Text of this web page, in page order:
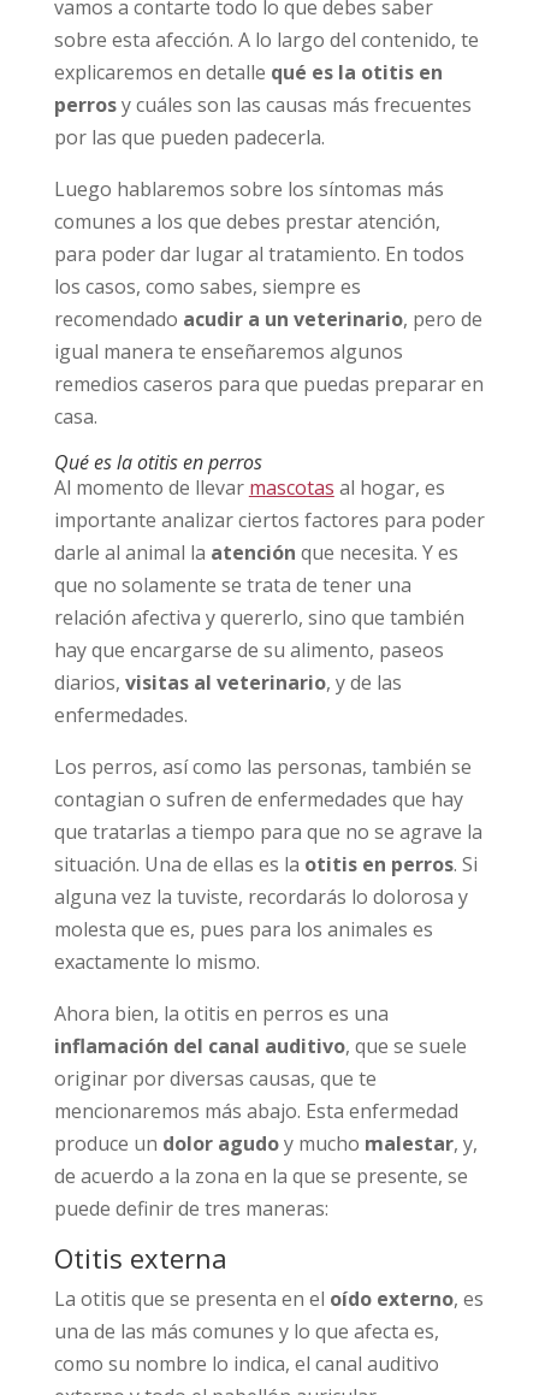
vamos a contarte todo lo que debes saber
sobre esta afección. A lo largo del contenido, te
explicaremos en detalle qué es la otitis en
perrosy cuáles son las causas más frecuentes
por las que pueden padecerla.
Luego hablaremos sobre los síntomas más
comunes a los que debes prestar atención,
para poder dar lugar al tratamiento. En todos
los casos, como sabes, siempre es
recomendado acudir a un veterinario, pero de
igual manera te enseñaremos algunos
remedios caseros para que puedas preparar en
casa.
Qué es la otitis en perros
Al momento de llevar mascotas al hogar, es
importante analizar ciertos factores para poder
darle al animal la atención que necesita. Y es
que no solamente se trata de tener una
relación afectiva y quererlo, sino que también
hay que encargarse de su alimento, paseos
diarios, visitas al veterinario, y de las
enfermedades.
Los perros, así como las personas, también se
contagian o sufren de enfermedades que hay
que tratarlas a tiempo para que no se agrave la
situación. Una de ellas es la otitis en perros. Si
alguna vez la tuviste, recordarás lo dolorosa y
molesta que es, pues para los animales es
exactamente lo mismo.
Ahora bien, la otitis en perros es una
inflamación del canal auditivo, que se suele
originar por diversas causas, que te
mencionaremos más abajo. Esta enfermedad
produce un dolor agudoy mucho malestar, y,
de acuerdo a la zona en la que se presente, se
puede definir de tres maneras:
Otitis externa
La otitis que se presenta en el oído externo, es
una de las más comunes y lo que afecta es,
como su nombre lo indica, el canal auditivo